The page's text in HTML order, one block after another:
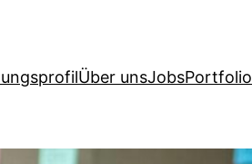
Über unsJobsPortfolio